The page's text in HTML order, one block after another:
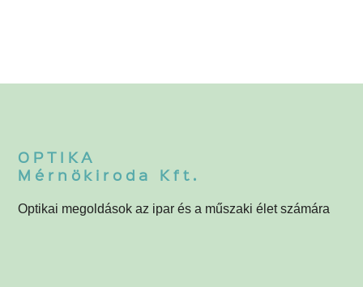
OPTIKA
Mérnökiroda Kft.
Optikai megoldások az ipar és a műszaki élet számára